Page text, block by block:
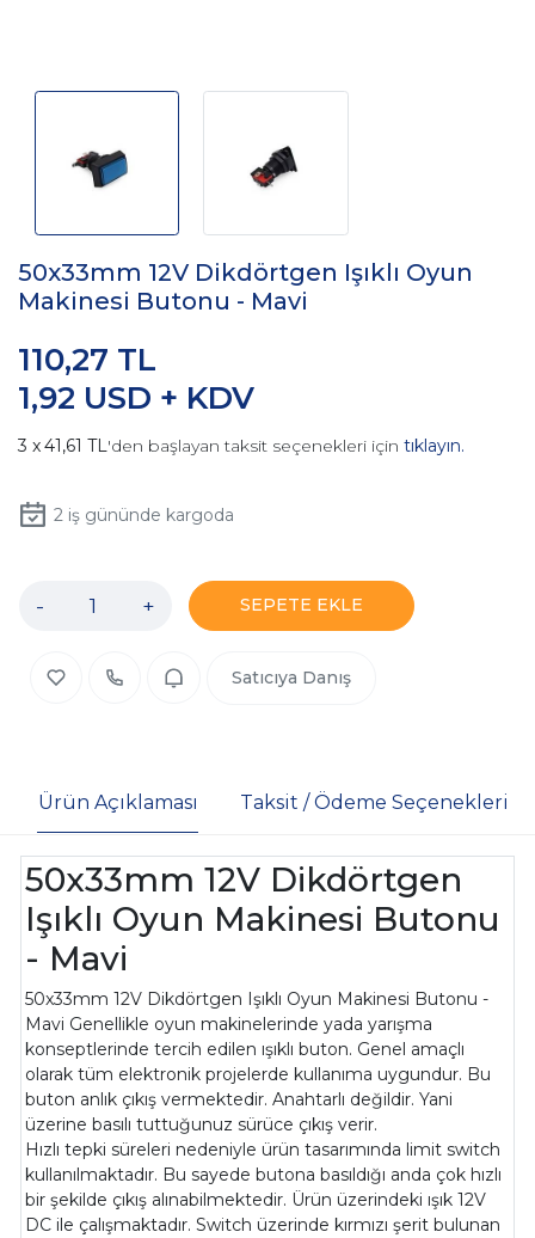
50x33mm 12V Dikdörtgen Işıklı Oyun
Makinesi Butonu - Mavi
1,92 USD + KDV
110,27 TL
41,61 TL'den başlayan taksit seçenekleri için tıklayın.
2iş gününde kargoda
- + SEPETE EKLE
Satıcıya Danış
Ürün Açıklaması Taksit / Ödeme Seçenekleri
50x33mm 12V Dikdörtgen
Işıklı Oyun Makinesi Butonu
- Mavi
50x33mm 12V Dikdörtgen Işıklı Oyun Makinesi Butonu -
Mavi Genellikle oyun makinelerinde yada yarışma
konseptlerinde tercih edilen ışıklı buton. Genel amaçlı
olarak tüm elektronik projelerde kullanıma uygundur. Bu
buton anlık çıkış vermektedir. Anahtarlı değildir. Yani
üzerine basılı tuttuğunuz sürüce çıkış verir.
Hızlı tepki süreleri nedeniyle ürün tasarımında limit switch
kullanılmaktadır. Bu sayede butona basıldığı anda çok hızlı
bir şekilde çıkış alınabilmektedir. Ürün üzerindeki ışık 12V
DC ile çalışmaktadır. Switch üzerinde kırmızı şerit bulunan